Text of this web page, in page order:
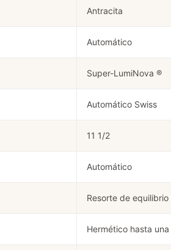
Antracita
Automático
Super-LumiNova ®
Automático Swiss
11 1/2
Automático
Resorte de
Hermético hasta